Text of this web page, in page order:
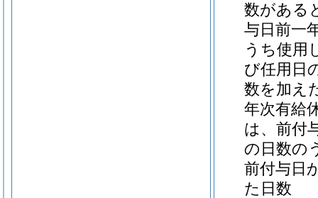
数がある
与日前一
うち使用
び任用日
数を加え
年次有給
は、前付
の日数の
前付与日
た日数